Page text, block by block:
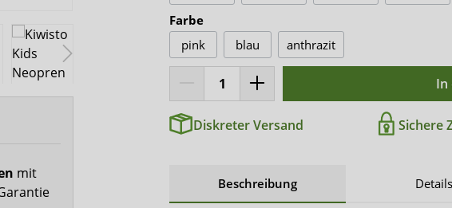
mit
Farbe
pink
blau anthrazit
In
Diskreter Versand Sichere
Beschreibung Details